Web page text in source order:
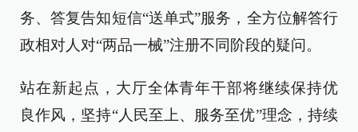
务、答复告知短信“送单式”服务，全方位解答行
政相对人对“两品一械”注册不同阶段的疑问。
站在新起点，大厅全体青年干部将继续保持优
良作风，坚持“人民至上、服务至优”理念，持续